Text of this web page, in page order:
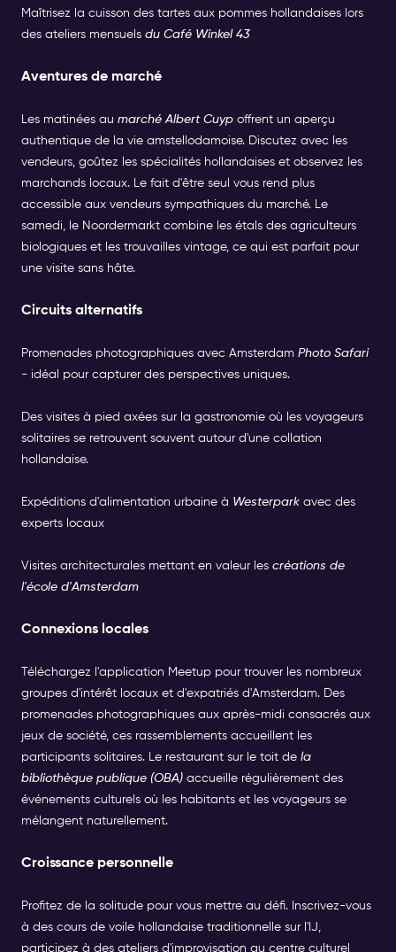
Maîtrisez la cuisson des tartes aux pommes hollandaises lors
des ateliers mensuels du Café Winkel 43
Aventures de marché
Les matinées au marché Albert Cuyp offrent un aperçu
authentique de la vie amstellodamoise. Discutez avec les
vendeurs, goûtez les spécialités hollandaises et observez les
marchands locaux. Le fait d'être seul vous rend plus
accessible aux vendeurs sympathiques du marché. Le
samedi, le Noordermarkt combine les étals des agriculteurs
biologiques et les trouvailles vintage, ce qui est parfait pour
une visite sans hâte.
Circuits alternatifs
Promenades photographiques avec Amsterdam Photo Safari
- idéal pour capturer des perspectives uniques.
Des visites à pied axées sur la gastronomie où les voyageurs
solitaires se retrouvent souvent autour d'une collation
hollandaise.
Expéditions d'alimentation urbaine à Westerpark avec des
experts locaux
Visites architecturales mettant en valeur les créations de
l'école d'Amsterdam
Connexions locales
Téléchargez l'application Meetup pour trouver les nombreux
groupes d'intérêt locaux et d'expatriés d'Amsterdam. Des
promenades photographiques aux après-midi consacrés aux
jeux de société, ces rassemblements accueillent les
participants solitaires. Le restaurant sur le toit de la
bibliothèque publique (OBA) accueille régulièrement des
événements culturels où les habitants et les voyageurs se
mélangent naturellement.
Croissance personnelle
Profitez de la solitude pour vous mettre au défi. Inscrivez-vous
à des cours de voile hollandaise traditionnelle sur l'IJ,
participez à des ateliers d'improvisation au centre culturel